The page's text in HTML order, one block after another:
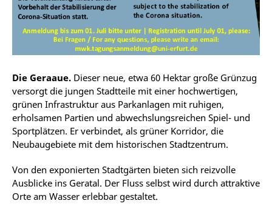
Die Geraaue. Dieser neue, etwa 60 Hektar große Grünzug
versorgt die jungen Stadtteile mit einer hochwertigen,
grünen Infrastruktur aus Parkanlagen mit ruhigen,
erholsamen Partien und abwechslungsreichen Spiel- und
Sportplätzen. Er verbindet, als grüner Korridor, die
Neubaugebiete mit dem historischen Stadtzentrum.
Von den exponierten Stadtgärten bieten sich reizvolle
Ausblicke ins Geratal. Der Fluss selbst wird durch attraktive
Orte am Wasser erlebbar gestaltet.